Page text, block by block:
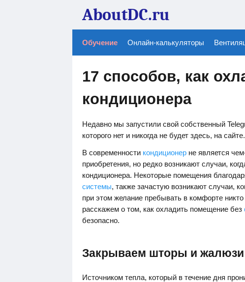
AboutDC.ru
Обучение Онлайн-калькуляторы
17 способов, как
кондиционера
Недавно мы запустили свой собственный
которого нет и никогда не будет здесь, на сайте.
В современности кондиционер не является
приобретения, но редко возникают случаи,
кондиционера. Некоторые помещения
системы, также зачастую возникают случаи,
при этом желание пребывать в комфорте
расскажем о том, как охладить помещение без
безопасно.
Закрываем шторы и жалюзи
Источником тепла, который в течение дня